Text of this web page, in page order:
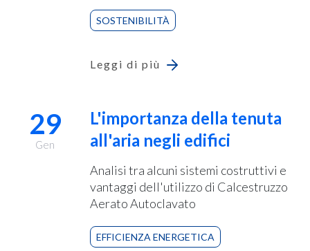
SOSTENIBILITÀ
Leggi di più
29
Gen
L'importanza della tenuta
all'aria negli edifici
Analisi tra alcuni sistemi costruttivi e
vantaggi dell'utilizzo di Calcestruzzo
Aerato Autoclavato
EFFICIENZA ENERGETICA